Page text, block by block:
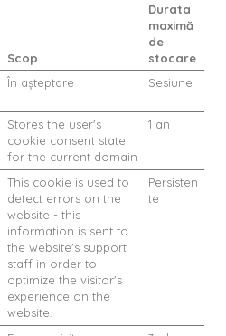
Scop
Durata
maximă
de
stocare
În așteptare Sesiune
Stores the user's
cookie consent state
for the current domain
1 an
This cookie is used to
detect errors on the
website - this
information is sent to
the website's support
staff in order to
optimize the visitor's
experience on the
website.
Persisten
te